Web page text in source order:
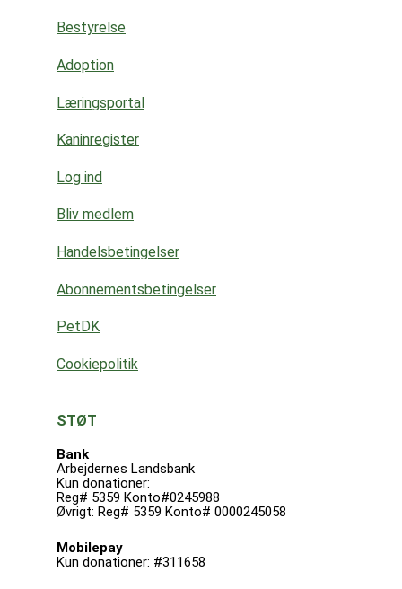
Bestyrelse
Adoption
Læringsportal
Kaninregister
Log ind
Bliv medlem
Handelsbetingelser
Abonnementsbetingelser
PetDK
Cookiepolitik
STØT
Bank
Arbejdernes Landsbank
Kun donationer:
Reg# 5359 Konto#0245988
Øvrigt: Reg# 5359 Konto# 0000245058
Mobilepay
Kun donationer: #311658